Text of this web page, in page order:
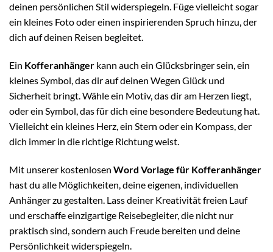
deinen persönlichen Stil widerspiegeln. Füge vielleicht sogar
ein kleines Foto oder einen inspirierenden Spruch hinzu, der
dich auf deinen Reisen begleitet.
Ein Kofferanhänger kann auch ein Glücksbringer sein, ein
kleines Symbol, das dir auf deinen Wegen Glück und
Sicherheit bringt. Wähle ein Motiv, das dir am Herzen liegt,
oder ein Symbol, das für dich eine besondere Bedeutung hat.
Vielleicht ein kleines Herz, ein Stern oder ein Kompass, der
dich immer in die richtige Richtung weist.
Mit unserer kostenlosen Word Vorlage für Kofferanhänger
hast du alle Möglichkeiten, deine eigenen, individuellen
Anhänger zu gestalten. Lass deiner Kreativität freien Lauf
und erschaffe einzigartige Reisebegleiter, die nicht nur
praktisch sind, sondern auch Freude bereiten und deine
Persönlichkeit widerspiegeln.